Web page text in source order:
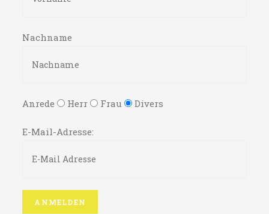
Nachname
Anrede Herr Frau Divers
E-Mail-Adresse: